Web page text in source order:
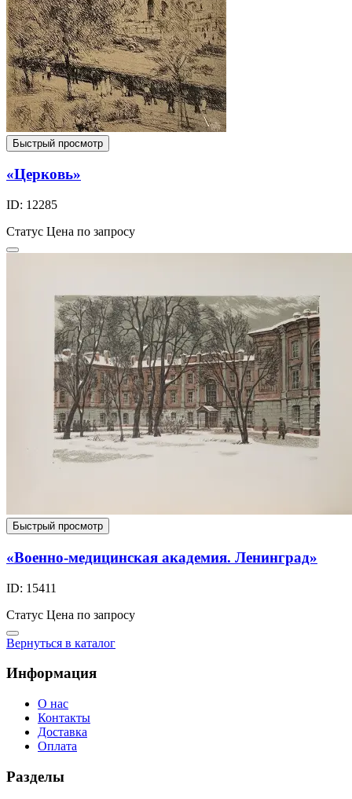
Быстрый просмотр
«Церковь»
ID: 12285
Статус Цена по запросу
Быстрый просмотр
«Военно-медицинская академия. Ленинград»
ID: 15411
Статус Цена по запросу
Вернуться в каталог
Информация
О нас
Контакты
Доставка
Оплата
Разделы